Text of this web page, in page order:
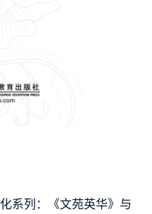
系列：《文苑英华》与